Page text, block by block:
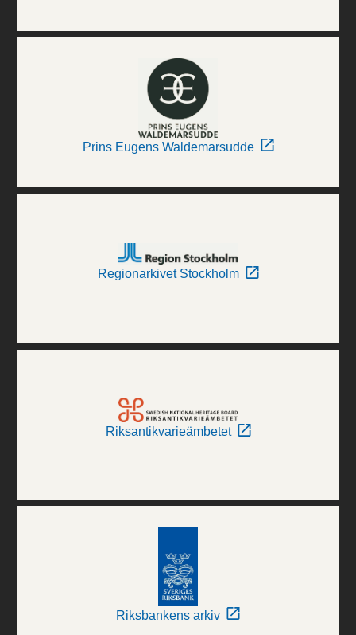
Prins Eugens Waldemarsudde
Regionarkivet Stockholm
Riksantikvarieämbetet
Riksbankens arkiv